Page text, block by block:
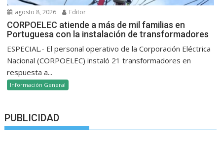
agosto 8, 2026 Editor
CORPOELEC atiende a más de mil familias en
Portuguesa con la instalación de transformadores
ESPECIAL.- El personal operativo de la Corporación Eléctrica
Nacional (CORPOELEC) instaló 21 transformadores en
respuesta a...
Información General
PUBLICIDAD